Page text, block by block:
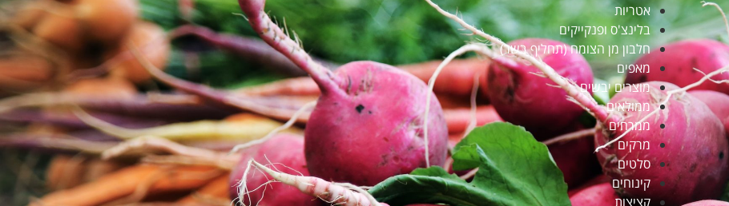
אטריות
בלינצ'ס ופנקייקים
חלבון מן הצומח (תחליף בשר)
מאפים
מוצרים יבשים
ממולאים
ממרחים
מרקים
סלטים
קינוחים
קציצות